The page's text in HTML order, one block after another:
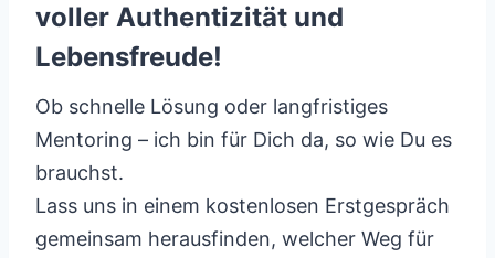
voller Authentizität und
Lebensfreude!
Ob schnelle Lösung oder langfristiges
Mentoring – ich bin für Dich da, so wie Du es
brauchst.
Lass uns in einem kostenlosen Erstgespräch
gemeinsam herausfinden, welcher Weg für